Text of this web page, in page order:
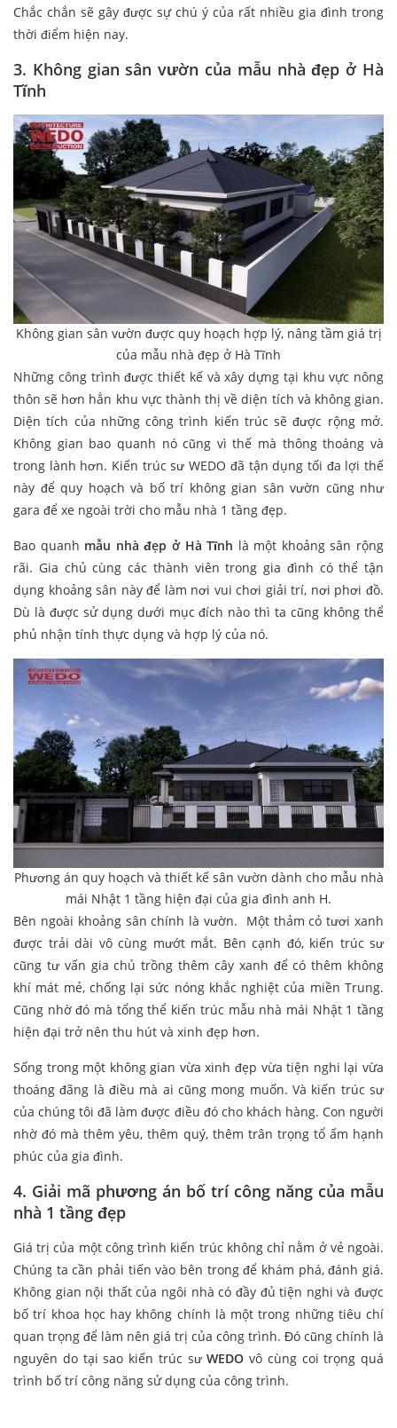
Chắc chắn sẽ gây được sự chú ý của rất nhiều gia đình trong
thời điểm hiện nay.
3. Không gian sân vườn của mẫu nhà đẹp ở Hà
Tĩnh
Không gian sân vườn được quy hoạch hợp lý, nâng tầm giá trị
của mẫu nhà đẹp ở Hà Tĩnh
Những công trình được thiết kế và xây dựng tại khu vực nông
thôn sẽ hơn hẳn khu vực thành thị về diện tích và không gian.
Diện tích của những công trình kiến trúc sẽ được rộng mở.
Không gian bao quanh nó cũng vì thế mà thông thoáng và
trong lành hơn. Kiến trúc sư WEDO đã tận dụng tối đa lợi thế
này để quy hoạch và bố trí không gian sân vườn cũng như
gara để xe ngoài trời cho mẫu nhà 1 tầng đẹp.
Bao quanh mẫu nhà đẹp ở Hà Tĩnh là một khoảng sân rộng
rãi. Gia chủ cùng các thành viên trong gia đình có thể tận
dụng khoảng sân này để làm nơi vui chơi giải trí, nơi phơi đồ.
Dù là được sử dụng dưới mục đích nào thì ta cũng không thể
phủ nhận tính thực dụng và hợp lý của nó.
Phương án quy hoạch và thiết kế sân vườn dành cho mẫu nhà
mái Nhật 1 tầng hiện đại của gia đình anh H.
Bên ngoài khoảng sân chính là vườn. Một thảm cỏ tươi xanh
được trải dài vô cùng mướt mắt. Bên cạnh đó, kiến trúc sư
cũng tư vấn gia chủ trồng thêm cây xanh để có thêm không
khí mát mẻ, chống lại sức nóng khắc nghiệt của miền Trung.
Cũng nhờ đó mà tổng thể kiến trúc mẫu nhà mái Nhật 1 tầng
hiện đại trở nên thu hút và xinh đẹp hơn.
Sống trong một không gian vừa xinh đẹp vừa tiện nghi lại vừa
thoáng đãng là điều mà ai cũng mong muốn. Và kiến trúc sư
của chúng tôi đã làm được điều đó cho khách hàng. Con người
nhờ đó mà thêm yêu, thêm quý, thêm trân trọng tổ ấm hạnh
phúc của gia đình.
4. Giải mã phương án bố trí công năng của mẫu
nhà 1 tầng đẹp
Giá trị của một công trình kiến trúc không chỉ nằm ở vẻ ngoài.
Chúng ta cần phải tiến vào bên trong để khám phá, đánh giá.
Không gian nội thất của ngôi nhà có đầy đủ tiện nghi và được
bố trí khoa học hay không chính là một trong những tiêu chí
quan trọng để làm nên giá trị của công trình. Đó cũng chính là
nguyên do tại sao kiến trúc sưWEDO vô cùng coi trọng quá
trình bố trí công năng sử dụng của công trình.